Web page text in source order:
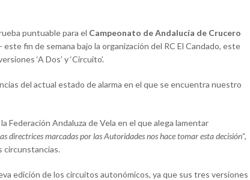
puntuable para el Campeonato de Andalucía de Crucero
fin de semana bajo la organización del RC El Candado, este
‘A Dos’ y ‘Circuito’.
del actual estado de alarma en el que se encuentra nuestro
Federación Andaluza de Vela en el que alega lamentar
directrices marcadas por las Autoridades nos hace tomar esta decisión“,
circunstancias.
edición de los circuitos autonómicos, ya que sus tres versiones